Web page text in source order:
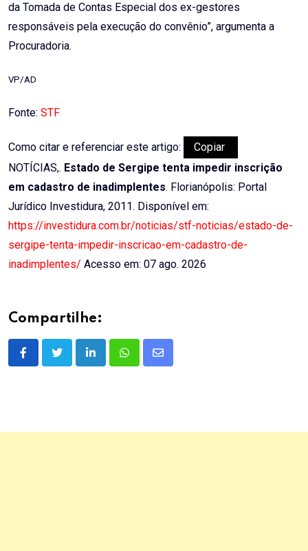
da Tomada de Contas Especial dos ex-gestores
responsáveis pela execução do convênio”, argumenta a
Procuradoria.
VP/AD
Fonte: STF
Como citar e referenciar este artigo:
Copiar
NOTÍCIAS,. Estado de Sergipe tenta impedir inscrição
em cadastro de inadimplentes. Florianópolis: Portal
Jurídico Investidura, 2011. Disponível em:
https://investidura.com.br/noticias/stf-noticias/estado-de-
sergipe-tenta-impedir-inscricao-em-cadastro-de-
inadimplentes/ Acesso em: 07 ago. 2026
Compartilhe:
LinkedInWhatsappShare